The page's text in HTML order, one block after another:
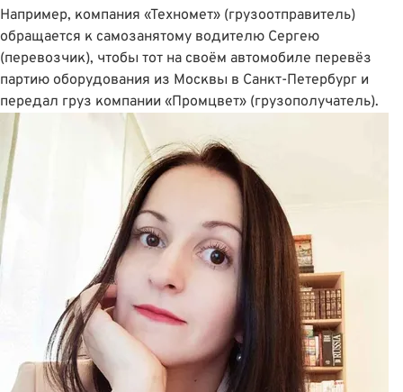
Например, компания «Техномет» (грузоотправитель)
обращается к самозанятому водителю Сергею
(перевозчик), чтобы тот на своём автомобиле перевёз
партию оборудования из Москвы в Санкт-Петербург и
передал груз компании «Промцвет» (грузополучатель).